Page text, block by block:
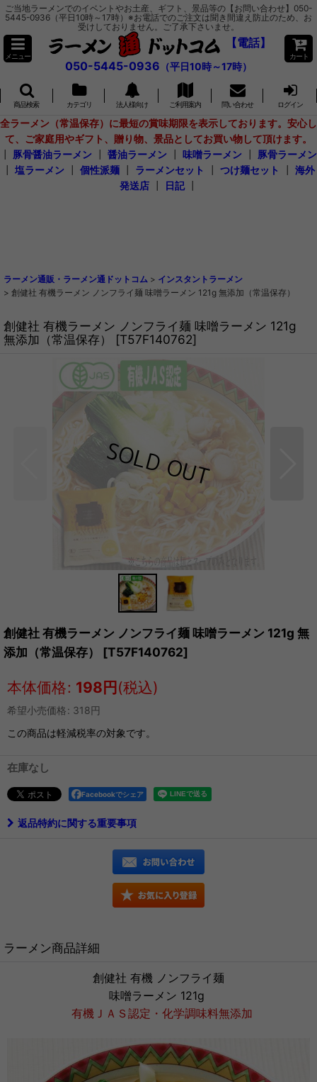
ご当地ラーメンでのイベントやお土産、ギフト、景品等の【お問い合わせ】050-
5445-0936（平日10時～17時）※お電話でのご注文は聞き間違え防止のため、お
受けしておりません。ご了承下さいませ。
メニュー
【電話】
050-5445-0936 （平日10時～17時）
カート
商品検索 カテゴリ 法人様向け ご利用案内 問い合わせ ログイン
全ラーメン（常温保存）に最短の賞味期限を表示しております。安心し
て、ご家庭用やギフト、贈り物、景品としてお買い物して頂けます。
豚骨醤油ラーメン 醤油ラーメン 味噌ラーメン
豚骨ラーメン
塩ラーメン 個性派麺 ラーメンセット つけ麺セット
海外
発送店
日記┃
ラーメン通販・ラーメン通ドットコム > インスタントラーメン
> 創健社 有機ラーメン ノンフライ麺 味噌ラーメン 121g 無添加（常温保存）
創健社 有機ラーメン ノンフライ麺 味噌ラーメン 121g
無添加（常温保存）
[T57F140762]
創健社 有機ラーメン ノンフライ麺 味噌ラーメン 121g 無
添加（常温保存）
[T57F140762]
本体価格: 198 円 (税込)
希望小売価格: 318円
この商品は軽減税率の対象です。
在庫なし
Facebookでシェア
返品特約に関する重要事項
ラーメン商品詳細
創健社 有機 ノンフライ麺
味噌ラーメン 121g
有機ＪＡＳ認定・化学調味料無添加